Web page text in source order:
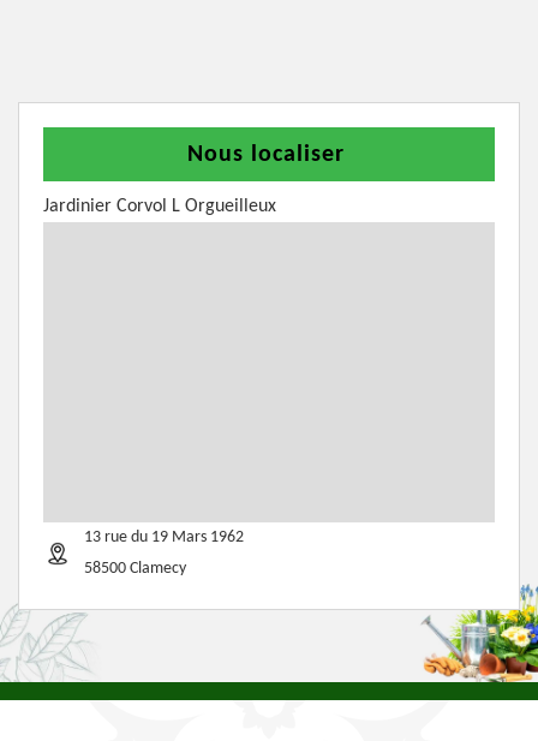
Nous localiser
Jardinier Corvol L Orgueilleux
13 rue du 19 Mars 1962
58500 Clamecy